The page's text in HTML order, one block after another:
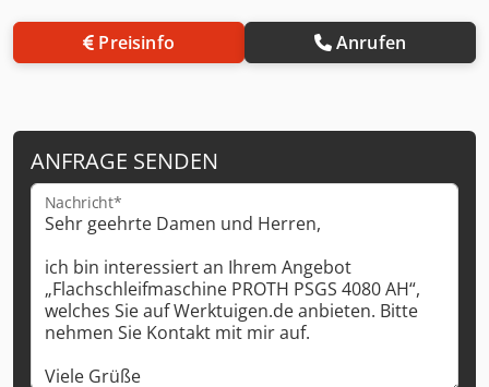
Preisinfo Anrufen
ANFRAGE SENDEN
Nachricht*